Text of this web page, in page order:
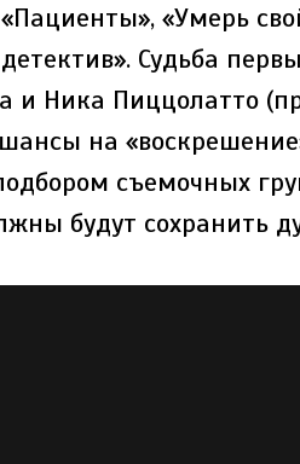
«Умерь
Судьба
и Ника Пиццолатто
на
съемочных
будут сохранить